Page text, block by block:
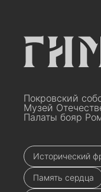
Покровский
Музей
Палаты бояр
Исторический
Память сердца